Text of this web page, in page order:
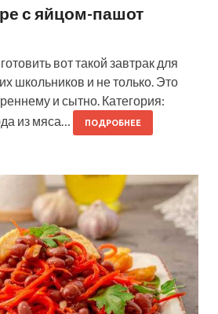
с яйцом-пашот
вот такой завтрак для
школьников и не только. Это
и сытно. Категория:
из мяса…
ПОДРОБНЕЕ